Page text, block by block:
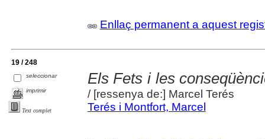
Enllaç permanent a aquest
19 / 248
seleccionar
imprimir
Text complet
Els Fets i les
/ [ressenya de:] Marcel Terés
Terés i Montfort, Marcel